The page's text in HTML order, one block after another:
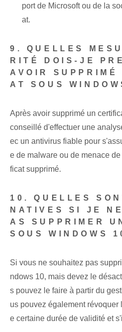
port de Microsoft ou de la
at.
9. QUELLES
RITÉ DOIS-JE
AVOIR SUPPRIMÉ
AT SOUS
Après avoir supprimé un
conseillé d'effectuer une
ec un antivirus fiable pour
e de malware ou de menace
ficat supprimé.
10. QUELLES
NATIVES SI JE
AS SUPPRIMER
SOUS WINDOWS
Si vous ne souhaitez pas
ndows 10, mais devez le
s pouvez le faire à partir du
us pouvez également révoquer
e certaine durée de validité et